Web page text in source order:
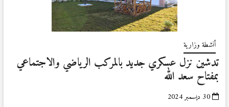
أنشطة وزارية
تدشين نزل عسكري جديد بالمركب الرياضي والاجتماعي
بمفتاح سعد الله
30 ديسمبر 2024